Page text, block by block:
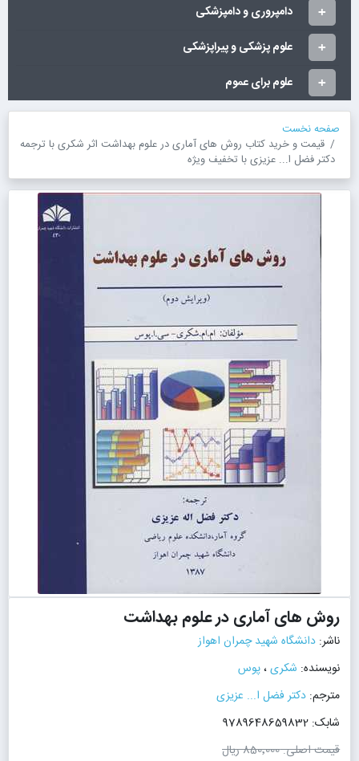
دامپروری و دامپزشکی
علوم پزشکی و پیراپزشکی
علوم برای عموم
صفحه نخست
قیمت و خرید کتاب روش های آماری در علوم بهداشت اثر شکری با ترجمه
دکتر فضل ا... عزیزی با تخفیف ویژه
روش های آماری در علوم بهداشت
ناشر: دانشگاه شهید چمران اهواز
نویسنده: شکری،پوس
مترجم: دکتر فضل ا... عزیزی
شابک: 9789648659832
قیمت اصلی:850٬000 ریال